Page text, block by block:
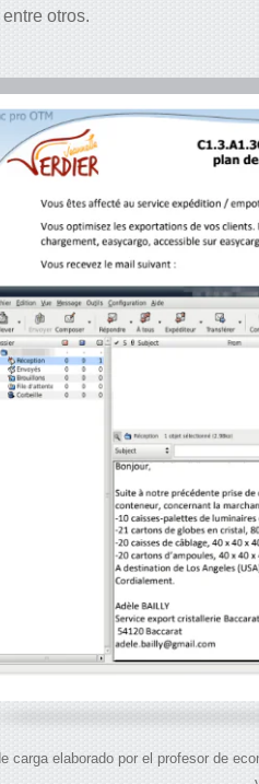
otros.
carga elaborado por el profesor de